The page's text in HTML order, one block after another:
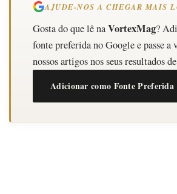
AJUDE-NOS A CHEGAR MAIS
Gosta do que lê naVortexMag?
fonte preferida no Google e passe a
nossos artigos nos seus resultados
Adicionar como Fonte